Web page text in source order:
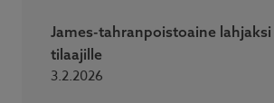
James-tahranpoistoaine
tilaajille
3.2.2026